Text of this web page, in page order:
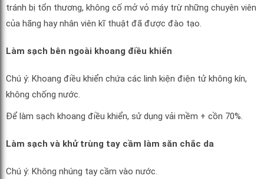
tránh bị tổn thương, không cố mở vỏ máy trừ những chuyên viên
của hãng hay nhân viên kĩ thuật đã được đào tạo.
Làm sạch bên ngoài khoang điều khiển
Chú ý: Khoang điều khiển chứa các linh kiện điện tử không kín,
không chống nước.
Để làm sạch khoang điều khiển, sử dụng vải mềm + cồn 70%.
Làm sạch và khử trùng tay cầm làm săn chắc da
Chú ý: Không nhúng tay cầm vào nước.